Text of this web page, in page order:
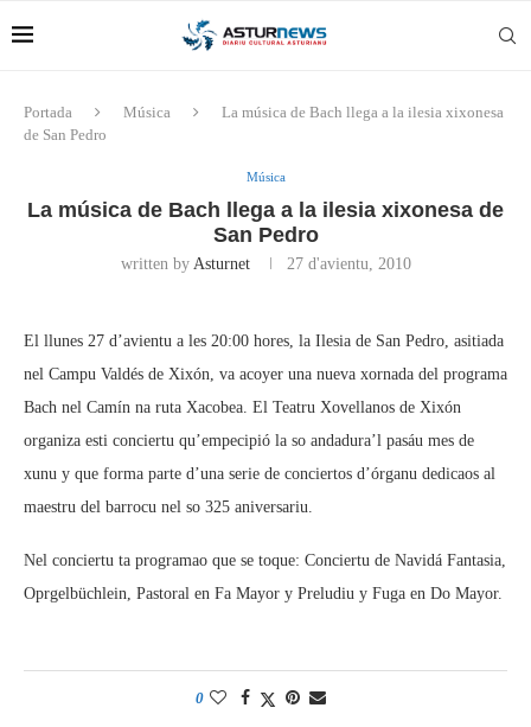
Portada Música
La música de Bach llega a la ilesia xixonesa
de San Pedro
Música
La música de Bach llega a la ilesia xixonesa de
San Pedro
written by Asturnet 27 d'avientu, 2010
El llunes 27 d’avientu a les 20:00 hores, la Ilesia de San Pedro, asitiada
nel Campu Valdés de Xixón, va acoyer una nueva xornada del programa
Bach nel Camín na ruta Xacobea. El Teatru Xovellanos de Xixón
organiza esti conciertu qu’empecipió la so andadura’l pasáu mes de
xunu y que forma parte d’una serie de conciertos d’órganu dedicaos al
maestru del barrocu nel so 325 aniversariu.
Nel conciertu ta programao que se toque: Conciertu de Navidá Fantasia,
Oprgelbüchlein, Pastoral en Fa Mayor y Preludiu y Fuga en Do Mayor.
0